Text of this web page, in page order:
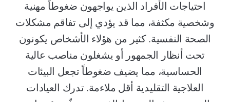
احتياجات الأفراد الذين يواجهون ضغوطاً مهنية
وشخصية مكثفة، مما قد يؤدي إلى تفاقم مشكلات
الصحة النفسية. كثير من هؤلاء الأشخاص يكونون
تحت أنظار الجمهور أو يشغلون مناصب عالية
الحساسية، مما يضيف ضغوطاً تجعل البيئات
العلاجية التقليدية أقل ملاءمة. تدرك العيادات